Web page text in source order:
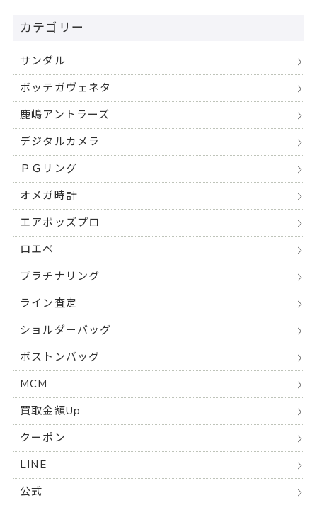
カテゴリー
サンダル
ボッテガヴェネタ
鹿嶋アントラーズ
デジタルカメラ
ＰＧリング
オメガ時計
エアポッズプロ
ロエベ
プラチナリング
ライン査定
ショルダーバッグ
ボストンバッグ
MCM
買取金額Up
クーポン
LINE
公式